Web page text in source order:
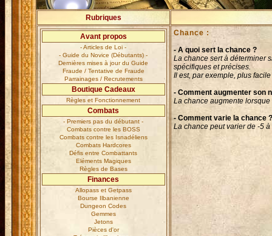
Rubriques
Avant propos
- Articles de Loi -
- Guide du Novice (Débutants) -
Dernières mises à jour du Guide
Fraude / Tentative de Fraude
Parrainages / Recrutements
Boutique Cadeaux
Règles et Fonctionnement
Combats
- Premiers pas du débutant -
Combats contre les BOSS
Combats contre les Isnadéliens
Combats Hardcores
Défis entre Combattants
Eléments Magiques
Règles de Bases
Finances
Allopass et Getpass
Bourse Ilbanienne
Dungeon Codes
Gemmes
Jetons
Pièces d'or
Chance :
- A quoi sert la chance ?
La chance sert à déterminer
spécifiques et précises.
Il est, par exemple, plus
- Comment augmenter son
La chance augmente
- Comment varie la chance ?
La chance peut varier de -5 à